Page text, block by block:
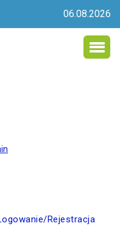
06.08.2026
Rejestracja